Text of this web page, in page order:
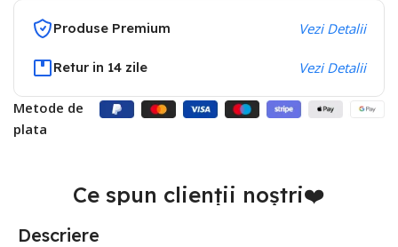
Produse Premium Vezi Detalii
Retur in 14 zile Vezi Detalii
Metode de
plata
Ce spun clienții noștri❤️
Descriere